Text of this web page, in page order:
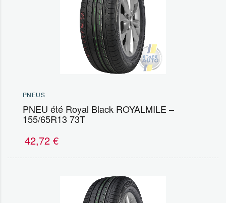
PNEUS
PNEU été Royal Black ROYALMILE –
155/65R13 73T
42,72 €